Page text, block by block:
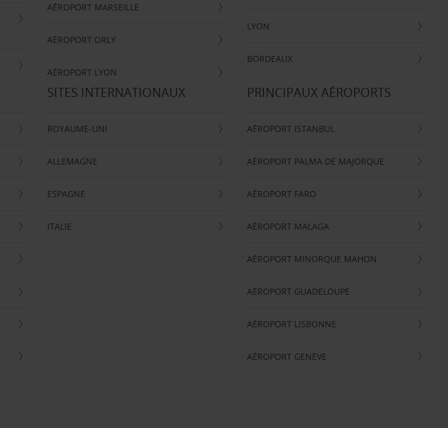
AÉROPORT MARSEILLE
AÉROPORT ORLY
AÉROPORT LYON
LYON
BORDEAUX
SITES INTERNATIONAUX
ROYAUME-UNI
ALLEMAGNE
ESPAGNE
ITALIE
PRINCIPAUX AÉROPORTS
AÉROPORT ISTANBUL
AÉROPORT PALMA DE MAJORQUE
AÉROPORT FARO
AÉROPORT MALAGA
AÉROPORT MINORQUE MAHON
AÉROPORT GUADELOUPE
AÉROPORT LISBONNE
AÉROPORT GENÈVE